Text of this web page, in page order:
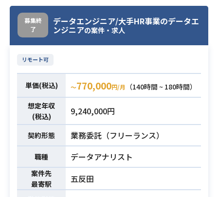
るアウトカムとして伝達する能力
・他部署との協業によるプロセス改
善やサービス改善プロジェクトの実
施経験
業務内容
われ方などアプリで取得しているロ
グを解析し、サービスの現状をデー
タ分析していただきます。
そして得られた結果から、他のメン
またリリース前のテスト設計やリリ
サービスの現状やリリース効果を全
員で共有できるダッシュボードの構
築も重要です。
プロダクト作りに関わる全員が同じ
データを見て現状を把握することが
重要であり、そのための基盤構築に
もリソースを優先的に割り振ってい
募集終
了
データエンジニア/大手HR事業のデータエ
ンジニアの案件・求人
リモート可
単価(税込) 〜770,000円/月
（140時間 ~ 180時間）
想定年収
(税込)
9,240,000円
契約形態 業務委託（フリーランス）
職種 データアナリスト
案件先
最寄駅
五反田